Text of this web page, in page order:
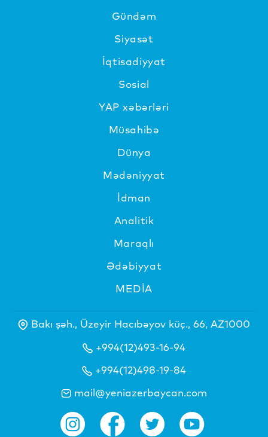
Gündəm
Siyasət
İqtisadiyyat
Sosial
YAP xəbərləri
Müsahibə
Dünya
Mədəniyyat
İdman
Analitik
Maraqlı
Ədəbiyyat
MEDİA
Bakı şəh., Üzeyir Hacıbəyov küç., 66, AZ1000
+994(12)493-16-94
+994(12)498-19-84
mail@yeniazerbaycan.com